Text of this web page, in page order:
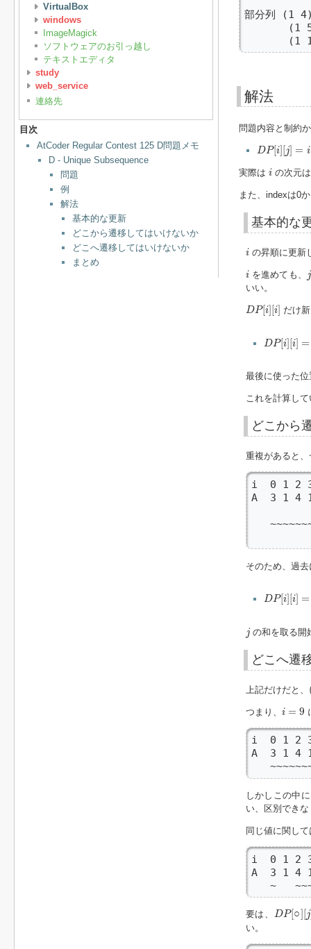
VirtualBox
windows
ImageMagick
ソフトウェアのお引っ越し
テキストエディタ
study
web_service
連絡先
目次
AtCoder Regular Contest 125 D問題メモ
D - Unique Subsequence
問題
例
解法
基本的な更新
どこから遷移してはいけないか
どこへ遷移してはいけないか
まとめ
部分列 (1
(1
(1
解法
問題内容と制約
DP[i][j] = i
DP[i][j] =
実際は iの次元
また、indexは0
基本的な
iの昇順に更新
iを進めても、 j
いい。
DP[i][i]
DP[i][i] だけ
DP[i][i] =
最後に使った
これを計算し
どこから
重複があると
i  0 1 2
A  3 1 4
~~~~~~~
そのため、過
DP[i][i] =
jの和を取る開
どこへ遷
上記だけだと、
つまり、 i = 9
=
i  0 1 2
A  3 1 4
しかしこの中
い、区別でき
同じ値に関し
i  0 1 2
A  3 1 4
~
要は、 DP[ ○ j
DP[○ [j]
い。